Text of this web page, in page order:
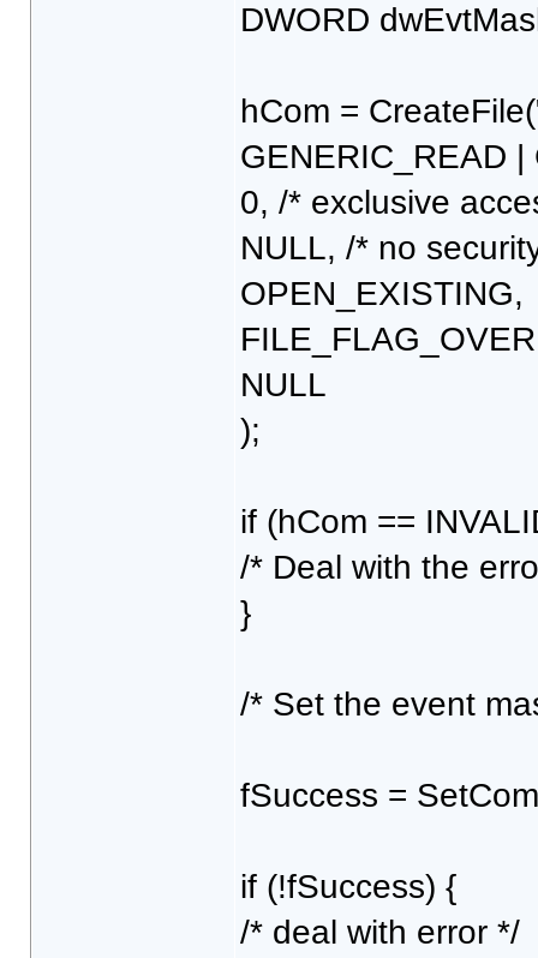
DWORD
hCom =
GENERIC_READ
0, /* exclusive
NULL, /* no
OPEN_EXISTING,
NULL
);
if (hCom ==
/* Deal with the
}
/* Set the event
fSuccess =
if (!fSuccess) {
/* deal with error */